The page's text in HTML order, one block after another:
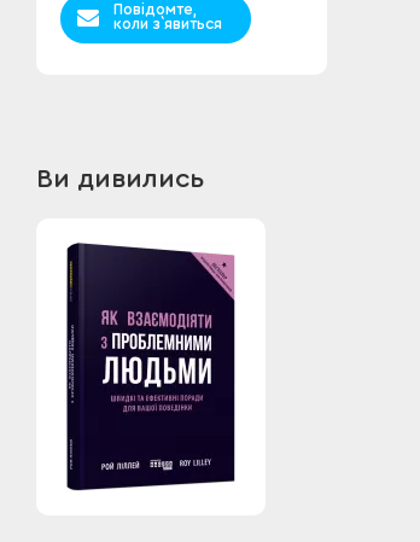
Повідомте,
коли з`явиться
Ви дивились